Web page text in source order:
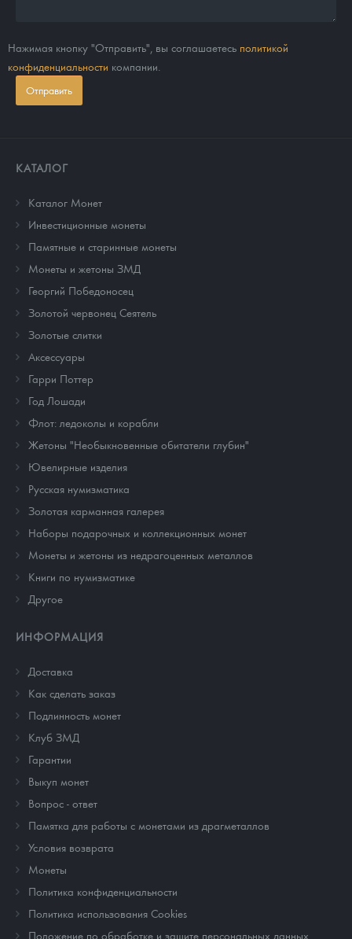
Нажимая кнопку "Отправить", вы соглашаетесь политикой
конфиденциальности компании.
Отправить
КАТАЛОГ
Каталог Монет
Инвестиционные монеты
Памятные и старинные монеты
Монеты и жетоны ЗМД
Георгий Победоносец
Золотой червонец Сеятель
Золотые слитки
Аксессуары
Гарри Поттер
Год Лошади
Флот: ледоколы и корабли
Жетоны "Необыкновенные обитатели глубин"
Ювелирные изделия
Русская нумизматика
Золотая карманная галерея
Наборы подарочных и коллекционных монет
Монеты и жетоны из недрагоценных металлов
Книги по нумизматике
Другое
ИНФОРМАЦИЯ
Доставка
Как сделать заказ
Подлинность монет
Клуб ЗМД
Гарантии
Выкуп монет
Вопрос - ответ
Памятка для работы с монетами из драгметаллов
Условия возврата
Монеты
Политика конфиденциальности
Политика использования Cookies
Положение по обработке и защите персональных данных